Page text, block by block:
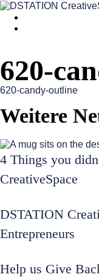
620-
620-candy-outline
Weitere
4 Things you
CreativeSpace
DSTATION
Entrepreneurs
Help us Give